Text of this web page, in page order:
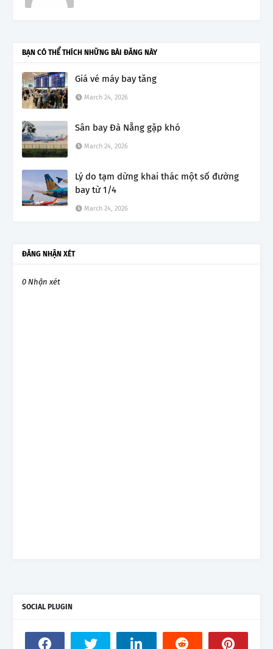
BẠN CÓ THỂ THÍCH NHỮNG BÀI ĐĂNG NÀY
Giá vé máy bay tăng
March 24, 2026
Sân bay Đà Nẵng gặp khó
March 24, 2026
Lý do tạm dừng khai thác một số đường
bay từ 1/4
March 24, 2026
ĐĂNG NHẬN XÉT
0 Nhận xét
SOCIAL PLUGIN